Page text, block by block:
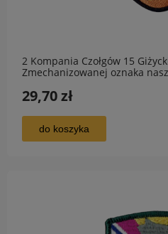
2 Kompania Czołgów 15
Zmechanizowanej oznaka
29,70 zł
do koszyka